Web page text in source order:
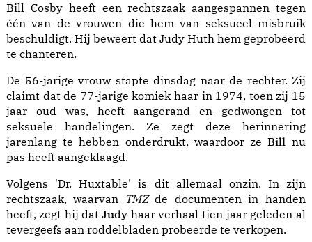
Bill Cosby heeft een rechtszaak aangespannen tegen
één van de vrouwen die hem van seksueel misbruik
beschuldigt. Hij beweert dat Judy Huth hem geprobeerd
te chanteren.
De 56-jarige vrouw stapte dinsdag naar de rechter. Zij
claimt dat de 77-jarige komiek haar in 1974, toen zij 15
jaar oud was, heeft aangerand en gedwongen tot
seksuele handelingen. Ze zegt deze herinnering
jarenlang te hebben onderdrukt, waardoor ze Bill nu
pas heeft aangeklaagd.
Volgens 'Dr. Huxtable' is dit allemaal onzin. In zijn
rechtszaak, waarvan TMZ de documenten in handen
heeft, zegt hij dat Judy haar verhaal tien jaar geleden al
tevergeefs aan roddelbladen probeerde te verkopen.